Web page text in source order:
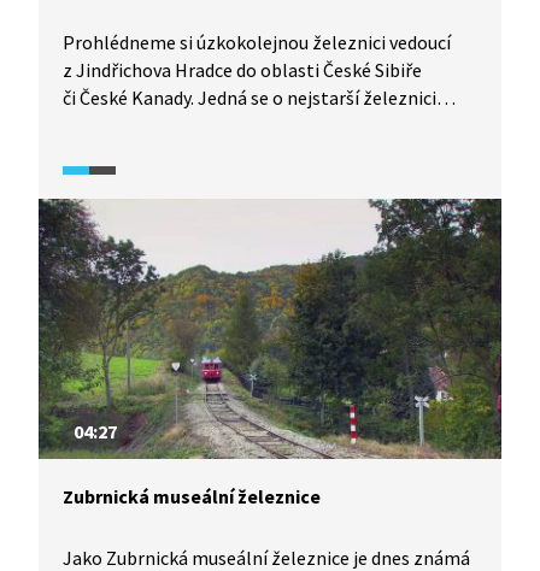
Prohlédneme si úzkokolejnou železnici vedoucí
z Jindřichova Hradce do oblasti České Sibiře
či České Kanady. Jedná se o nejstarší železnici
výstavby jindřichohradecké úzkokolejky
a problémech provozu na dráze během 2. světové
války, v poválečném období i v nedávných dobách.
04:27
Zubrnická museální železnice
Jako Zubrnická museální železnice je dnes známá